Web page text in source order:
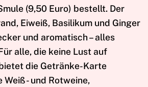
(9,50 Euro) bestellt. Der
Eiweiß, Basilikum und Ginger
und aromatisch – alles
alle, die keine Lust auf
die Getränke-Karte
Weiß- und Rotweine,